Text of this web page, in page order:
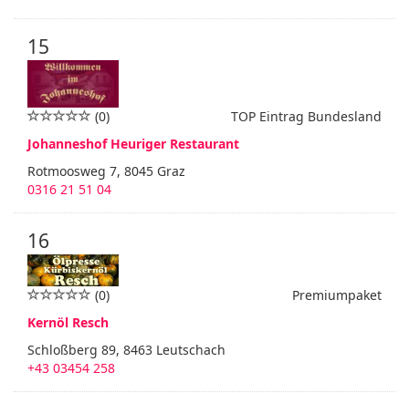
15
TOP Eintrag Bundesland
(0)
Johanneshof Heuriger Restaurant
Rotmoosweg 7, 8045 Graz
0316 21 51 04
16
Premiumpaket
(0)
Kernöl Resch
Schloßberg 89, 8463 Leutschach
+43 03454 258